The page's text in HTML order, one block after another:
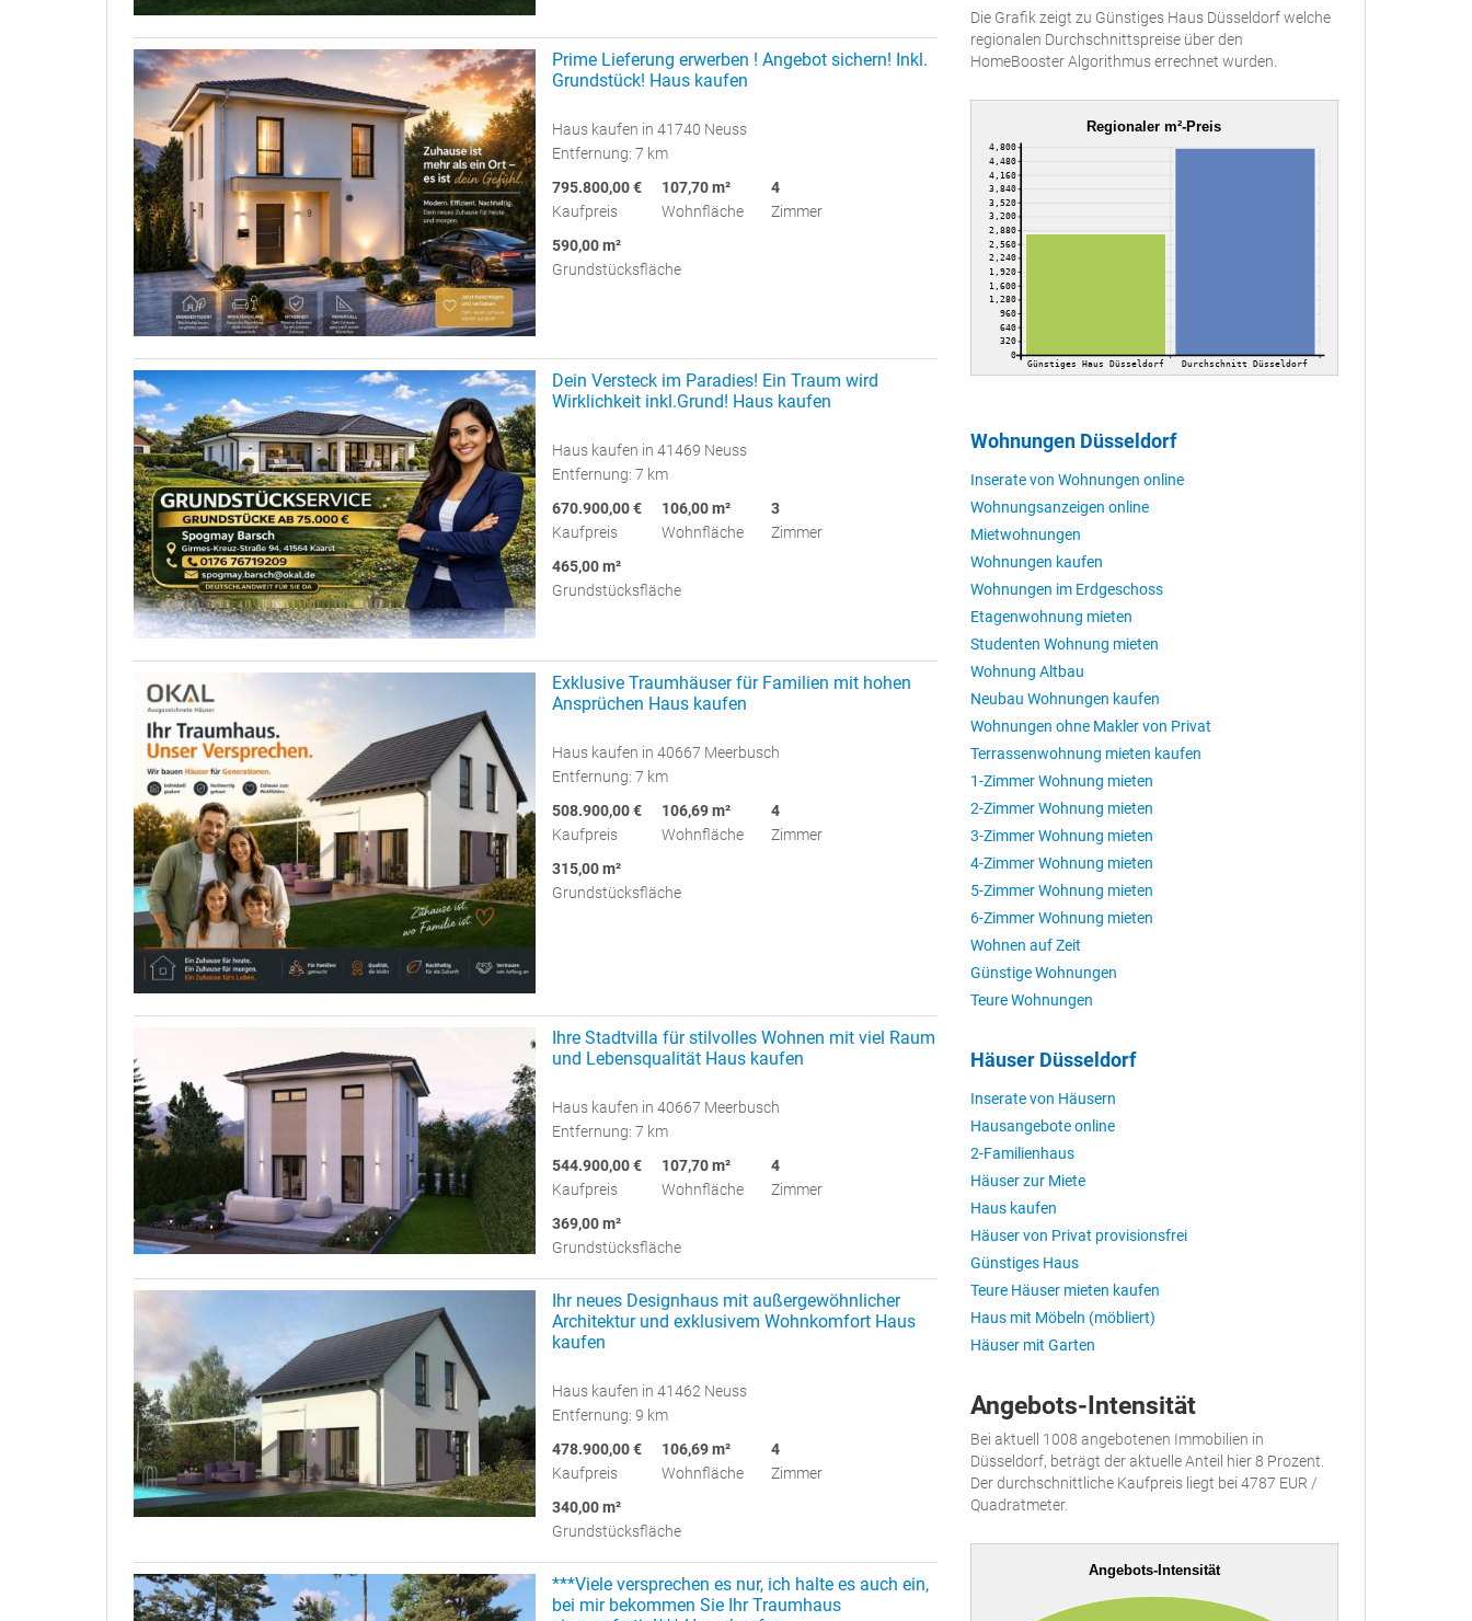
Prime Lieferung erwerben ! Angebot sichern! Inkl.
Grundstück! Haus kaufen
Haus kaufen in 41740 Neuss
Entfernung: 7 km
795.800,00 €
Kaufpreis
107,70 m²
Wohnfläche
4
Zimmer
590,00 m²
Grundstücksfläche
Dein Versteck im Paradies! Ein Traum wird
Wirklichkeit inkl.Grund! Haus kaufen
Haus kaufen in 41469 Neuss
Entfernung: 7 km
670.900,00 €
Kaufpreis
106,00 m²
Wohnfläche
3
Zimmer
465,00 m²
Grundstücksfläche
Exklusive Traumhäuser für Familien mit hohen
Ansprüchen Haus kaufen
Haus kaufen in 40667 Meerbusch
Entfernung: 7 km
508.900,00 €
Kaufpreis
106,69 m²
Wohnfläche
4
Zimmer
315,00 m²
Grundstücksfläche
Ihre Stadtvilla für stilvolles Wohnen mit viel Raum
und Lebensqualität Haus kaufen
Haus kaufen in 40667 Meerbusch
Entfernung: 7 km
544.900,00 €
Kaufpreis
107,70 m²
Wohnfläche
4
Zimmer
369,00 m²
Grundstücksfläche
Ihr neues Designhaus mit außergewöhnlicher
Architektur und exklusivem Wohnkomfort Haus
kaufen
Haus kaufen in 41462 Neuss
Entfernung: 9 km
478.900,00 €
Kaufpreis
106,69 m²
Wohnfläche
4
Zimmer
340,00 m²
Grundstücksfläche
***Viele versprechen es nur, ich halte es auch ein,
bei mir bekommen Sie Ihr Traumhaus
Die Grafik zeigt zu Günstiges Haus Düsseldorf welche
regionalen Durchschnittspreise über den
HomeBooster Algorithmus errechnet wurden.
Regionaler m²-Preis
0
320
640
960
1,280
1,600
1,920
2,240
2,560
2,880
3,200
3,520
3,840
4,160
4,480
4,800
Günstiges Haus Düsseldorf Durchschnitt Düsseldorf
Wohnungen Düsseldorf
Inserate von Wohnungen online
Wohnungsanzeigen online
Mietwohnungen
Wohnungen kaufen
Wohnungen im Erdgeschoss
Etagenwohnung mieten
Studenten Wohnung mieten
Wohnung Altbau
Neubau Wohnungen kaufen
Wohnungen ohne Makler von Privat
Terrassenwohnung mieten kaufen
1-Zimmer Wohnung mieten
2-Zimmer Wohnung mieten
3-Zimmer Wohnung mieten
4-Zimmer Wohnung mieten
5-Zimmer Wohnung mieten
6-Zimmer Wohnung mieten
Wohnen auf Zeit
Günstige Wohnungen
Teure Wohnungen
Häuser Düsseldorf
Inserate von Häusern
Hausangebote online
2-Familienhaus
Häuser zur Miete
Haus kaufen
Häuser von Privat provisionsfrei
Günstiges Haus
Teure Häuser mieten kaufen
Haus mit Möbeln (möbliert)
Häuser mit Garten
Angebots-Intensität
Bei aktuell 1008 angebotenen Immobilien in
Düsseldorf, beträgt der aktuelle Anteil hier 8 Prozent.
Der durchschnittliche Kaufpreis liegt bei 4787 EUR /
Quadratmeter.
Angebots-Intensität